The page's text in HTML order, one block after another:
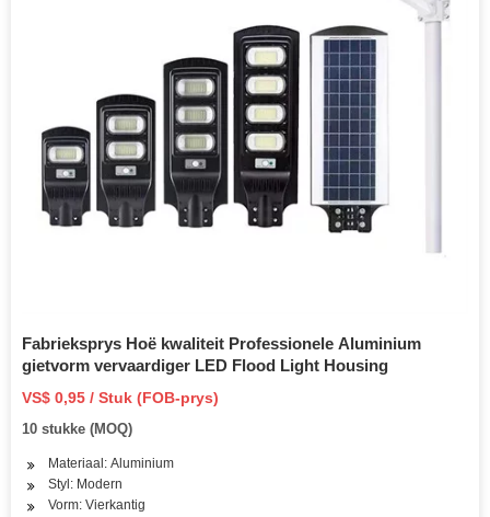
Fabrieksprys Hoë kwaliteit Professionele Aluminium
gietvorm vervaardiger LED Flood Light Housing
VS$ 0,95 / Stuk (FOB-prys)
10 stukke (MOQ)
Materiaal: Aluminium
Styl: Modern
Vorm: Vierkantig